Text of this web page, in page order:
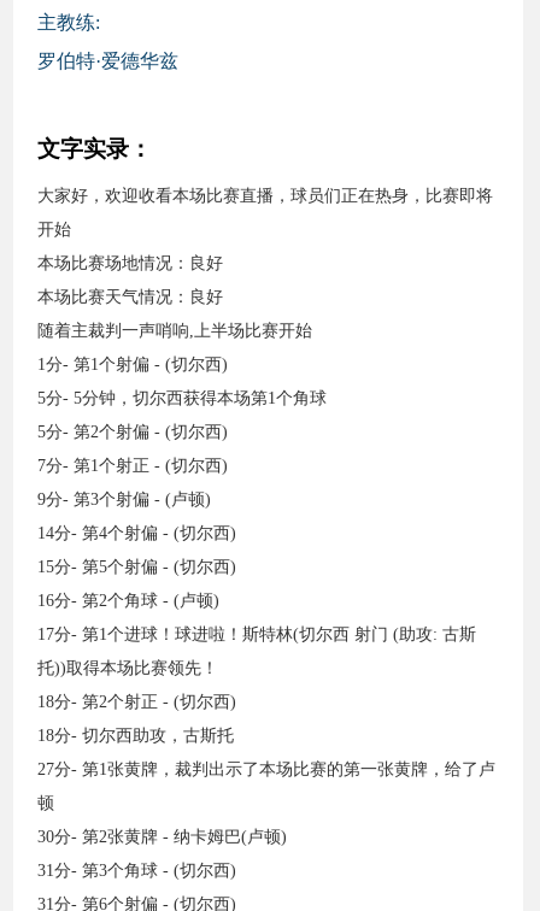
主教练:
罗伯特·爱德华兹
文字实录：
大家好，欢迎收看本场比赛直播，球员们正在热身，比赛即将
开始
本场比赛场地情况：良好
本场比赛天气情况：良好
随着主裁判一声哨响,上半场比赛开始
1分- 第1个射偏 - (切尔西)
5分- 5分钟，切尔西获得本场第1个角球
5分- 第2个射偏 - (切尔西)
7分- 第1个射正 - (切尔西)
9分- 第3个射偏 - (卢顿)
14分- 第4个射偏 - (切尔西)
15分- 第5个射偏 - (切尔西)
16分- 第2个角球 - (卢顿)
17分- 第1个进球！球进啦！斯特林(切尔西 射门 (助攻: 古斯
托))取得本场比赛领先！
18分- 第2个射正 - (切尔西)
18分- 切尔西助攻，古斯托
27分- 第1张黄牌，裁判出示了本场比赛的第一张黄牌，给了卢
顿
30分- 第2张黄牌 - 纳卡姆巴(卢顿)
31分- 第3个角球 - (切尔西)
31分- 第6个射偏 - (切尔西)